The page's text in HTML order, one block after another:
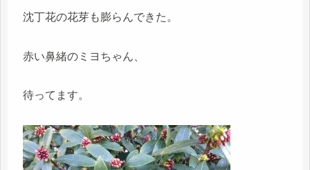
沈丁花の花芽も膨らんできた。
赤い鼻緒のミヨちゃん、
待ってます。